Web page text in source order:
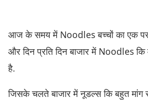
आज के समय में Noodles बच्चों का एक
और दिन प्रति दिन बाजार में Noodles कि
है.
जिसके चलते बाजार में नूडल्स कि बहुत मांग